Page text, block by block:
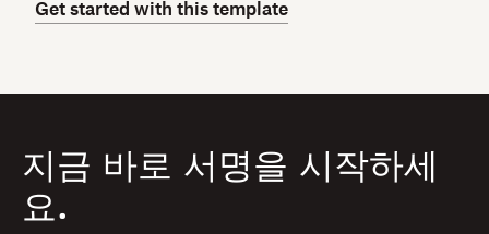
Get started with this template
지금 바로 서명을 시작하세
요.